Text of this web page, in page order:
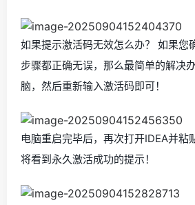
如果提示激活码无效怎么办？ 如果您
步骤都正确无误，那么最简单的解决
脑，然后重新输入激活码即可！
电脑重启完毕后，再次打开IDEA并粘
将看到永久激活成功的提示！